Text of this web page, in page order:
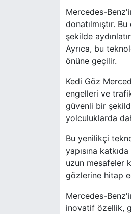
Mercedes-
donatılmıştır.
şekilde
Ayrıca, bu
önüne geçilir.
Kedi Göz
engelleri ve
güvenli bir
yolculuklarda
Bu yenilikçi
yapısına
uzun mesafeler
gözlerine hitap
Mercedes-
inovatif özellik,